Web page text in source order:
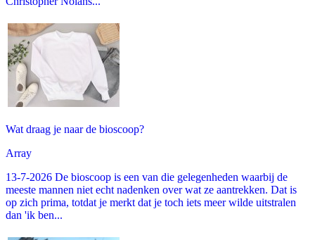
Wat draag je naar de bioscoop?
Array
13-7-2026 De bioscoop is een van die gelegenheden waarbij de
meeste mannen niet echt nadenken over wat ze aantrekken. Dat is
op zich prima, totdat je merkt dat je toch iets meer wilde uitstralen
dan 'ik ben...